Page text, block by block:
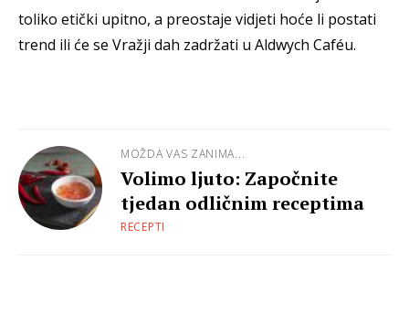
toliko etički upitno, a preostaje vidjeti hoće li postati
trend ili će se Vražji dah zadržati u Aldwych Caféu.
MOŽDA VAS ZANIMA...
Volimo ljuto: Započnite
tjedan odličnim receptima
RECEPTI